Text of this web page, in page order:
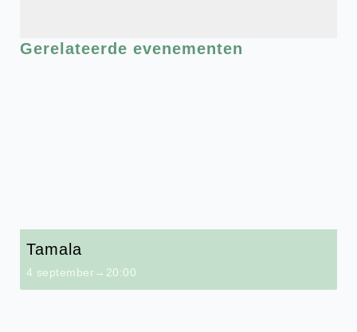
Gerelateerde evenementen
Tamala
4 september→20:00